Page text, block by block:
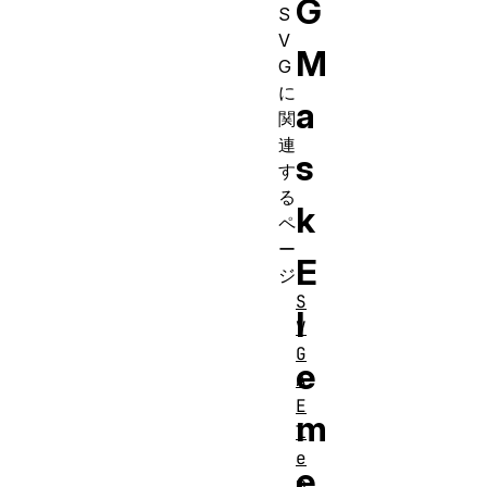
G
M
a
s
k
E
l
e
m
S
V
G
に
関
連
す
る
ペ
ー
ジ
S
V
G
A
E
l
e